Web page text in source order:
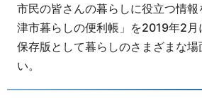
市民の皆さんの暮らしに役立つ情
津市暮らしの便利帳」を2019年2月
保存版として暮らしのさまざまな場
い。